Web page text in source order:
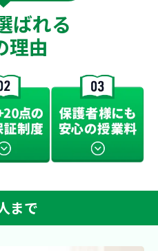
ばれる
理由
まで